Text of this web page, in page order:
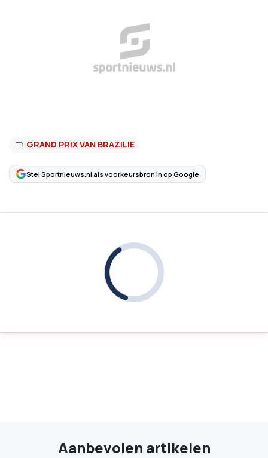
GRAND PRIX VAN BRAZILIE
Stel Sportnieuws.nl als voorkeursbron in op Google
Aanbevolen artikelen